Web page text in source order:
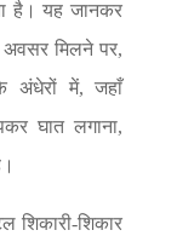
है। यह जानकर
मिलने पर,
अंधेरों में, जहाँ
घात लगाना,
शिकारी-शिकार